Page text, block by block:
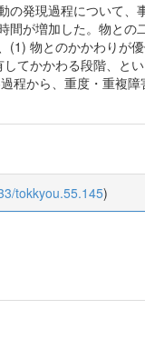
発現過程について
が増加した。物と
物とのかかわりが
てかかわる段階、と
程から、重度・重複
tokkyou.55.145)